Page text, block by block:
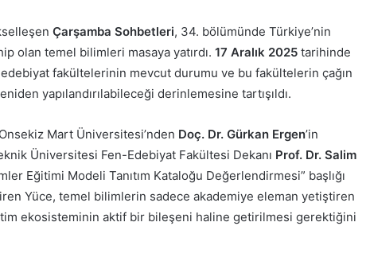
Çarşamba Sohbetleri, 34. bölümünde Türkiye’nin
olan temel bilimleri masaya yatırdı. 17 Aralık 2025tarihinde
fakültelerinin mevcut durumu ve bu fakültelerin çağın
yapılandırılabileceği derinlemesine tartışıldı.
Mart Üniversitesi’nden Doç. Dr. Gürkan Ergen’in
Üniversitesi Fen-Edebiyat Fakültesi Dekanı Prof. Dr. Salim
Eğitimi Modeli Tanıtım Kataloğu Değerlendirmesi” başlığı
Yüce, temel bilimlerin sadece akademiye eleman yetiştiren
ekosisteminin aktif bir bileşeni haline getirilmesi gerektiğini